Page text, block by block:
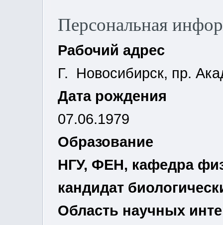
Персональная
Рабочий адрес
Г. Новосибирск, пр.
Дата рождения
07.06.1979
Образование
НГУ, ФЕН, кафедра
кандидат
Область научных